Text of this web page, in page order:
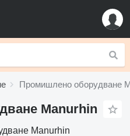
Промишлено оборудване
Manurhin
Manurhin